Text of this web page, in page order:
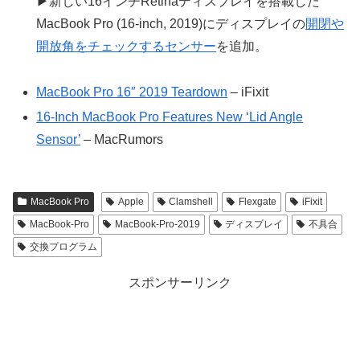
MacBook Pro (16-inch, 2019)にディスプレイの開閉や
開放角をチェックするセンサーを追加。
MacBook Pro 16″ 2019 Teardown – iFixit
16-Inch MacBook Pro Features New ‘Lid Angle
Sensor’ – MacRumors
MacBook Pro Apple Clamshell Flexgate
iFixit
MacBook-Pro
MacBook-Pro-2019 ディスプレイ
不具合
交換プログラム
スポンサーリンク